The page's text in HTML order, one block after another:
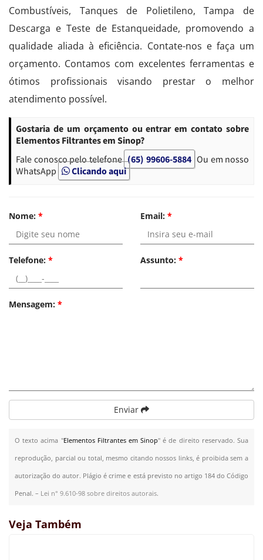
Combustíveis, Tanques de Polietileno, Tampa de
Descarga e Teste de Estanqueidade, promovendo a
qualidade aliada à eficiência. Contate-nos e faça um
orçamento. Contamos com excelentes ferramentas e
ótimos profissionais visando prestar o melhor
atendimento possível.
Gostaria de um orçamento ou entrar em contato sobre
Elementos Filtrantes em Sinop?
Fale conosco pelo telefone (65) 99606-5884 Ou em nosso
WhatsApp
Clicando aqui
Nome: * Email: *
Telefone: * Assunto: *
Mensagem: *
Enviar
O texto acima "Elementos Filtrantes em Sinop" é de direito reservado. Sua
reprodução, parcial ou total, mesmo citando nossos links, é proibida sem a
autorização do autor. Plágio é crime e está previsto no artigo 184 do Código
Penal. – Lei n° 9.610-98 sobre direitos autorais.
Veja Também